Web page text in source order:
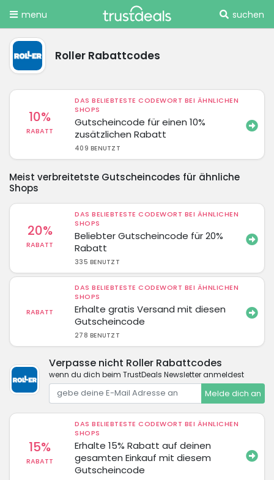
menu suchen
Roller Rabattcodes
10%
RABATT
DAS BELIEBTESTE CODEWORT BEI ÄHNLICHEN
SHOPS
Gutscheincode für einen 10%
zusätzlichen Rabatt
409 BENUTZT
Meist verbreitetste Gutscheincodes für ähnliche
Shops
20%
RABATT
DAS BELIEBTESTE CODEWORT BEI ÄHNLICHEN
SHOPS
Beliebter Gutscheincode für 20%
Rabatt
335 BENUTZT
RABATT
DAS BELIEBTESTE CODEWORT BEI ÄHNLICHEN
SHOPS
Erhalte gratis Versand mit diesen
Gutscheincode
278 BENUTZT
Verpasse nicht Roller Rabattcodes
wenn du dich beim TrustDeals Newsletter anmeldest
Melde dich an
15%
RABATT
DAS BELIEBTESTE CODEWORT BEI ÄHNLICHEN
SHOPS
Erhalte 15% Rabatt auf deinen
gesamten Einkauf mit diesem
Gutscheincode